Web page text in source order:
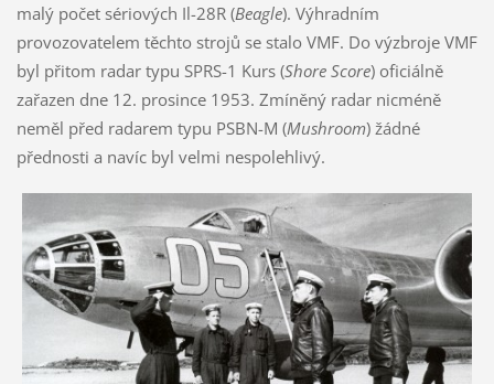
malý počet sériových Il-28R (Beagle). Výhradním
provozovatelem těchto strojů se stalo VMF. Do výzbroje VMF
byl přitom radar typu SPRS-1 Kurs (Shore Score) oficiálně
zařazen dne 12. prosince 1953. Zmíněný radar nicméně
neměl před radarem typu PSBN-M (Mushroom) žádné
přednosti a navíc byl velmi nespolehlivý.